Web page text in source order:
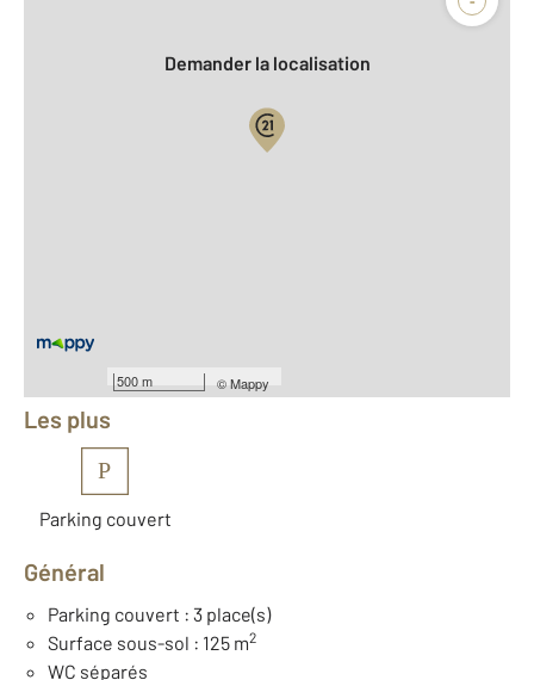
500 m ©Mappy
Demander la localisation
Équipements
Les plus
P
Parking couvert
Général
Parking couvert : 3 place(s)
Surface sous-sol : 125 m2
WC séparés